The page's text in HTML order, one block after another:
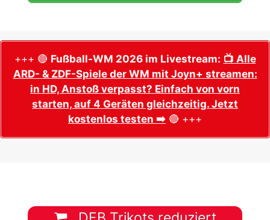
+++ 🔴 Fußball-WM 2026 im Livestream: 📺 Alle
ARD- & ZDF-Spiele der WM mit Joyn+ streamen:
in HD, Anstoß verpasst? Einfach von vorn
starten, auf 4 Geräten gleichzeitig. Jetzt
kostenlos testen ➡️ 🔴 +++